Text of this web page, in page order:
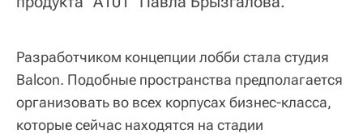
Разработчиком концепции лобби стала студия
Balcon. Подобные пространства предполагается
организовать во всех корпусах бизнес-класса,
которые сейчас находятся на стадии